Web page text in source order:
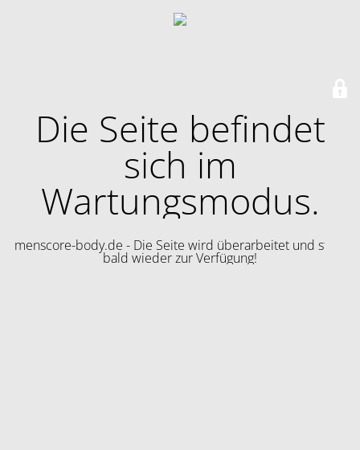
Die Seite befindet
sich im
Wartungsmodus.
menscore-body.de - Die Seite wird überarbeitet und steht
bald wieder zur Verfügung!